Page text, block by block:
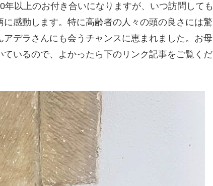
以上のお付き合いになりますが、いつ訪問しても
感動します。特に高齢者の人々の頭の良さには驚
デラさんにも会うチャンスに恵まれました。お母
いるので、よかったら下のリンク記事をご覧くだ